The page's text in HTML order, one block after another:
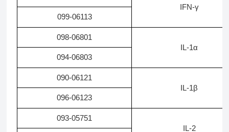
IFN-γ
099-06113
098-06801
IL-1α
094-06803
090-06121
IL-1β
096-06123
093-05751
IL-2